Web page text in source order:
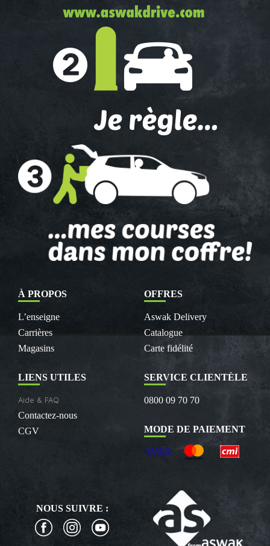
À PROPOS
L’enseigne
Carrières
Magasins
OFFRES
Aswak Delivery
Catalogue
Carte fidélité
LIENS UTILES
Aide & FAQ
Contactez-nous
CGV
SERVICE CLIENTÈLE
0800 09 70 70
MODE DE PAIEMENT
NOUS SUIVRE :